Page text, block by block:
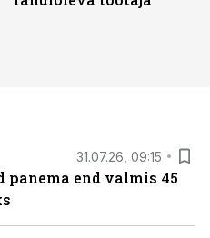
31.07.26, 09:15
panema end valmis 45